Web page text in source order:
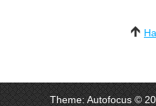
Theme: Autofocus ©